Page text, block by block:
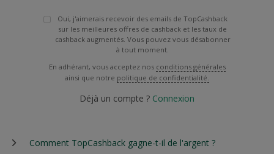
Oui, j'aimerais recevoir des emails de TopCashback
sur les meilleures offres de cashback et les taux de
cashback augmentés. Vous pouvez vous désabonner
à tout moment.
En adhérant, vous acceptez nos conditions générales
ainsi que notre politique de confidentialité.
Déjà un compte ? Connexion
Comment TopCashback gagne-t-il de l'argent ?